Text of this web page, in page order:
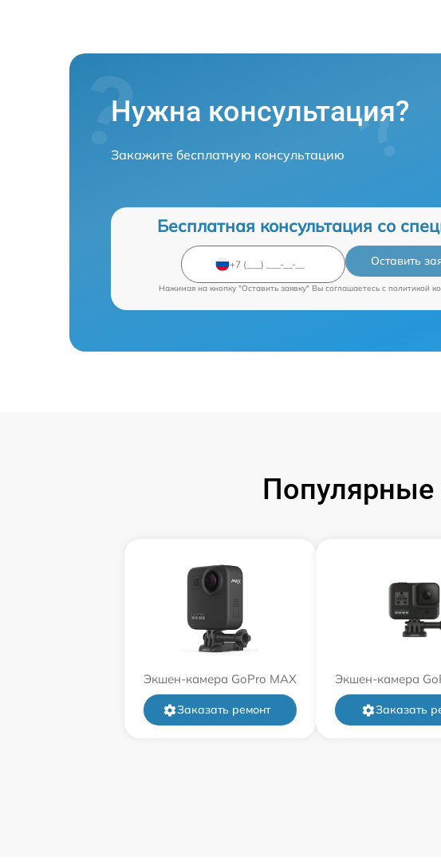
Нужна консультация?
Закажите бесплатную консультацию
Бесплатная консультация со
Оставить
Нажимая на кнопку "Оставить заявку" Вы соглашаетесь c политикой
Экшен-камера GoPro MAX
Заказать ремонт
Экшен-камера
Заказать